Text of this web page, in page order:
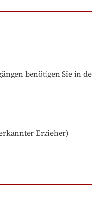
benötigen Sie in
Erzieher)